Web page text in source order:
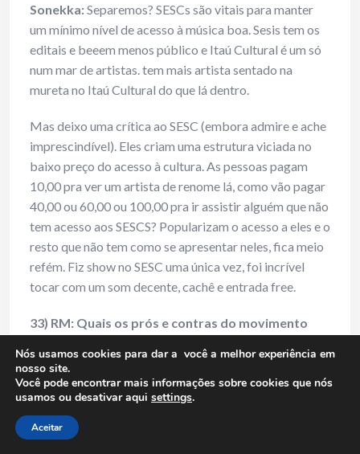
Sonekka:Separemos? SESCs são vitais para manter
um mínimo nível de acesso à música boa. Sesis tem os
editais e beeem menos público e Itaú Cultural é um só
num mar de artistas. tem mais artista sentado na
mureta no Itaú Cultural do que lá dentro.
Mas deixo uma crítica ao SESC (embora admire e ache
imprescindível). Eles criam uma estrutura viciada no
baixo preço do acesso à cultura. As pessoas pagam
10,00 pra ver um artista de renome lá, como vão pagar
40,00 ou 60,00 ou 100,00 pra ir assistir alguém que não
tem acesso aos SESCS? Popularizam o acesso a eles e o
resto que não tem como se apresentar neles, fica meio
refém. Fiz show no SESC uma única vez, foi incrível
tocar com um som decente, cachê e entrada free.
33) RM: Quais os prós e contras do movimento
Sonekka:O Caiubi reuniu e ainda reúne muita gente
boa de composição, no online democratizou esses
encontros, o contra é que a gente envelheceu, que
manter estruturas tem custos, que o desinteresse das
Nós usamos cookies para dar a você a melhor experiência em
nosso site.
Você pode encontrar mais informações sobre cookies que nós
usamos ou desativar aqui settings.
Aceitar